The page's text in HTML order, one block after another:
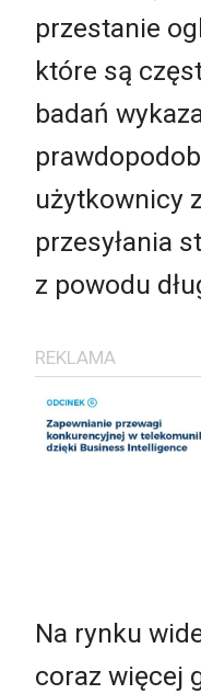
przestanie
które są
badań
użytkownicy
przesyłania
z powodu
REKLAMA
Na rynku
coraz więcej